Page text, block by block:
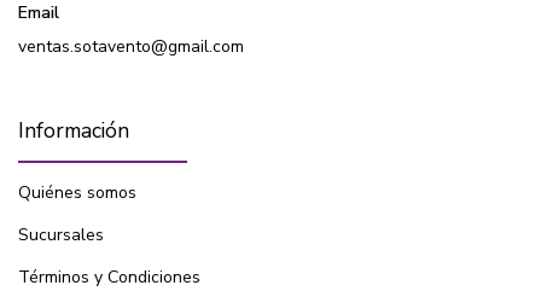
Email
ventas.sotavento@gmail.com
Información
Quiénes somos
Sucursales
Términos y Condiciones